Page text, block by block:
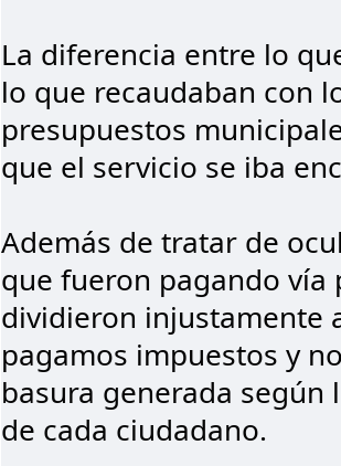
La diferencia entre lo
lo que recaudaban con
presupuestos
que el servicio se iba
Además de tratar de
que fueron pagando vía
dividieron injustamente
pagamos impuestos y
basura generada
de cada ciudadano.